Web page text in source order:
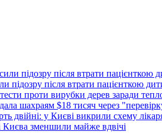
підозру після втрати пацієнткою
проти вирубки дерев заради
шахраям $18 тисяч через
двійні: у Києві викрили схему
Києва зменшили майже вдвічі